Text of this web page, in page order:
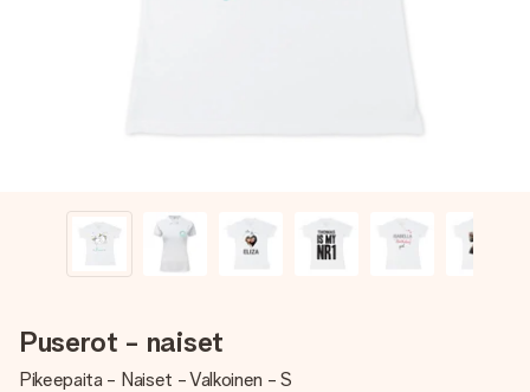
nopeammin kuin ehdit sanoa “yllätys!”
Puserot - naiset
Pikeepaita - Naiset - Valkoinen - S